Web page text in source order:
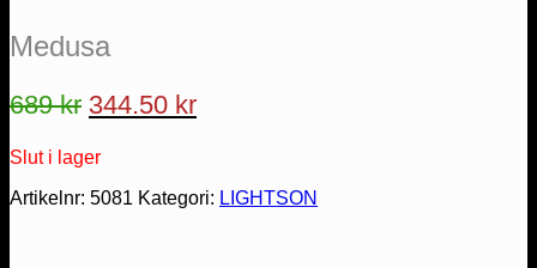
Medusa
689kr Det
priset
var:
344.50 krDet
är:
Slut i lager
Artikelnr: 5081 Kategori: LIGHTSON